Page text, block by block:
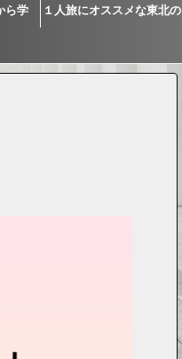
ら学 １人旅にオススメな東北の